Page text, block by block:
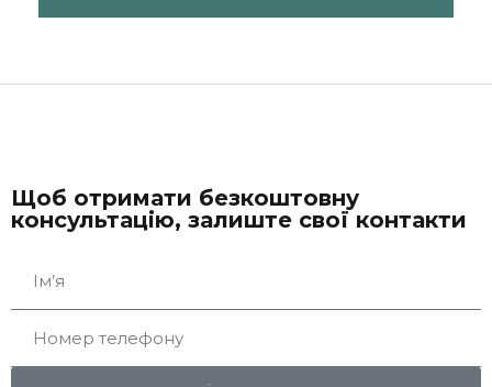
Щоб отримати безкоштовну
консультацію, залиште свої контакти